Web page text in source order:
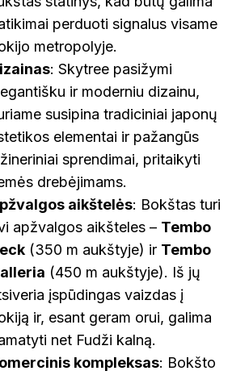
perduoti signalus visame
metropolyje.
: Skytree pasižymi
ir moderniu dizainu,
susipina tradiciniai japonų
elementai ir pažangūs
sprendimai, pritaikyti
drebėjimams.
aikštelės: Bokštas turi
apžvalgos aikšteles – Tembo
(350 m aukštyje) ir Tembo
(450 m aukštyje). Iš jų
įspūdingas vaizdas į
ir, esant geram orui, galima
net Fudži kalną.
kompleksas: Bokšto